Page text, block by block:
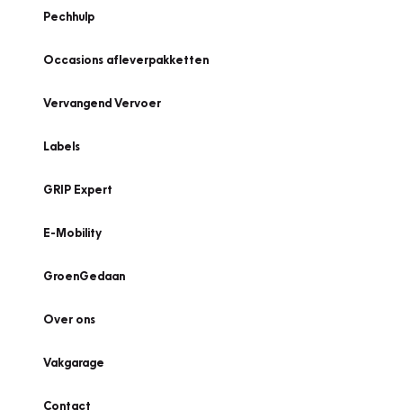
Pechhulp
Occasions afleverpakketten
Vervangend Vervoer
Labels
GRIP Expert
E-Mobility
GroenGedaan
Over ons
Vakgarage
Contact